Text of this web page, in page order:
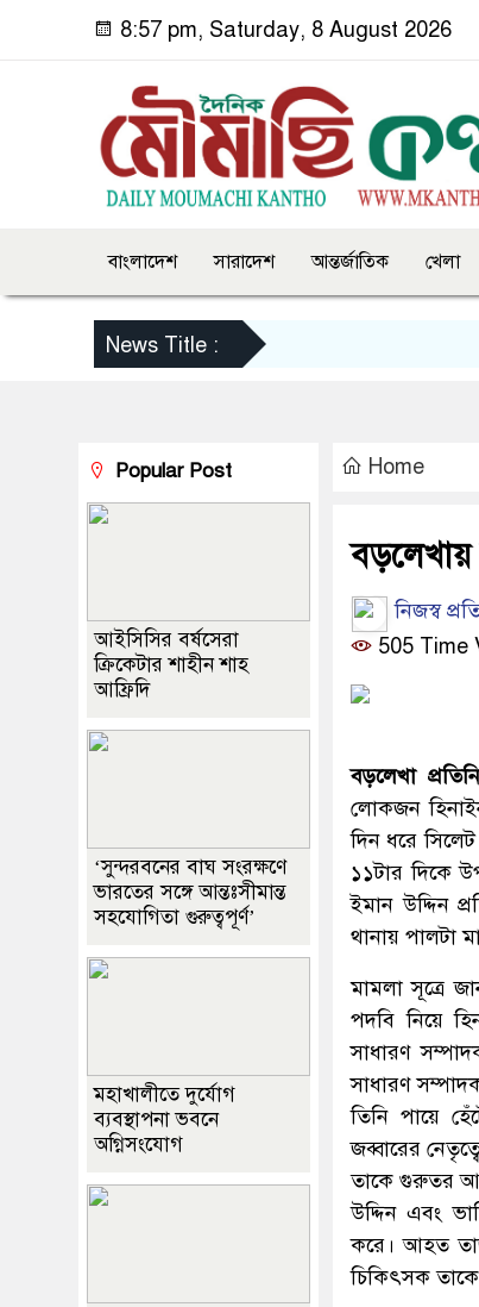
8:57 pm, Saturday, 8 August 2026
বাংলাদেশ সারাদেশ আন্তর্জাতিক খেলা
News Title :
Home
নিজস্ব
505 Time
বড়লেখা
লোকজন
দিন ধরে
১১টার দিকে
ইমান উদ্দিন
থানায় পালটা
মামলা সূত্রে
পদবি নিয়ে
সাধারণ
সাধারণ
তিনি পায়ে
জব্বারের
তাকে গুরুতর
উদ্দিন এবং
করে। আহত
চিকিৎসক
Popular Post
আইসিসির বর্ষসেরা
ক্রিকেটার শাহীন শাহ
আফ্রিদি
‘সুন্দরবনের বাঘ সংরক্ষণে
ভারতের সঙ্গে আন্তঃসীমান্ত
সহযোগিতা গুরুত্বপূর্ণ’
মহাখালীতে দুর্যোগ
ব্যবস্থাপনা ভবনে
অগ্নিসংযোগ